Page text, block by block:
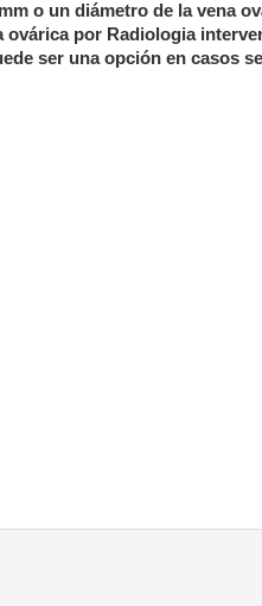
o un diámetro de la vena
por Radiologia
ser una opción en casos